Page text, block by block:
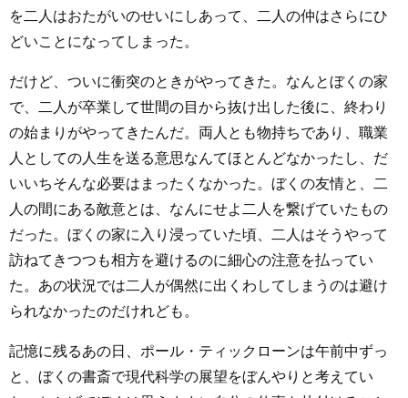
を二人はおたがいのせいにしあって、二人の仲はさらにひ
どいことになってしまった。
だけど、ついに衝突のときがやってきた。なんとぼくの家
で、二人が卒業して世間の目から抜け出した後に、終わり
の始まりがやってきたんだ。両人とも物持ちであり、職業
人としての人生を送る意思なんてほとんどなかったし、だ
いいちそんな必要はまったくなかった。ぼくの友情と、二
人の間にある敵意とは、なんにせよ二人を繋げていたもの
だった。ぼくの家に入り浸っていた頃、二人はそうやって
訪ねてきつつも相方を避けるのに細心の注意を払ってい
た。あの状況では二人が偶然に出くわしてしまうのは避け
られなかったのだけれども。
記憶に残るあの日、ポール・ティックローンは午前中ずっ
と、ぼくの書斎で現代科学の展望をぼんやりと考えてい